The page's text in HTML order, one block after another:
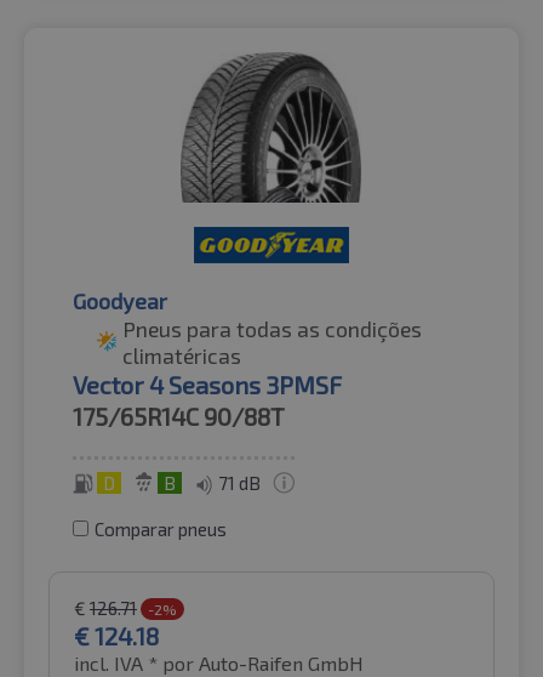
Goodyear
Pneus para todas as condições
climatéricas
Vector 4 Seasons 3PMSF
175/65R14C 90/88T
D B 71 dB
Comparar pneus
€ 126.71 -2%
€124.18
incl. IVA * por Auto-Raifen GmbH